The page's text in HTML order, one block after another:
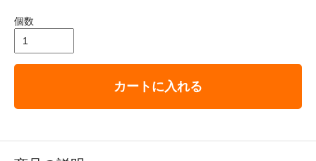
個数
カートに入れる